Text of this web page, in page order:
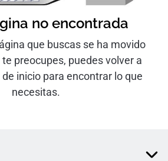
no encontrada
que buscas se ha movido
preocupes, puedes volver a
inicio para encontrar lo que
necesitas.